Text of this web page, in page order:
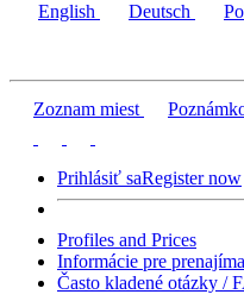
English Deutsch
Zoznam miest
Prihlásiť saRegister now
Profiles and Prices
Informácie pre
Často kladené otázky /